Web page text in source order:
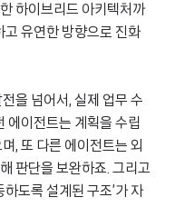
하이브리드 아키텍처까
고 유연한 방향으로 진화
을 넘어서, 실제 업무 수
에이전트는 계획을 수립
, 또 다른 에이전트는 외
판단을 보완하죠. 그리고
도록 설계된 구조’가 자